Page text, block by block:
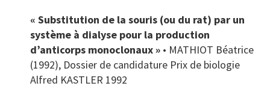
« Substitution de la souris (ou du rat) par un
système à dialyse pour la production
d’anticorps monoclonaux » • MATHIOT Béatrice
(1992), Dossier de candidature Prix de biologie
Alfred KASTLER 1992